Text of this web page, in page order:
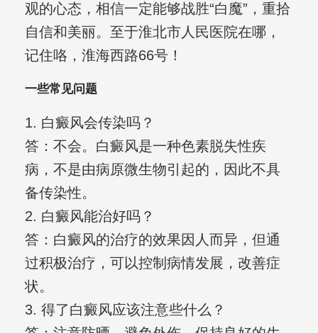
观的心态，相信一定能够战胜“白魔”，重拾
自信和美丽。至于淮北市人民医院在哪，
记住咯，淮海西路66号！
一些常见问题
1. 白癜风会传染吗？
答：不会。白癜风是一种色素脱失性疾
病，不是由病原微生物引起的，因此不具
备传染性。
2. 白癜风能治好吗？
答：白癜风的治疗的效果因人而异，但通
过积极治疗，可以控制病情发展，改善症
状。
3. 得了白癜风应该注意些什么？